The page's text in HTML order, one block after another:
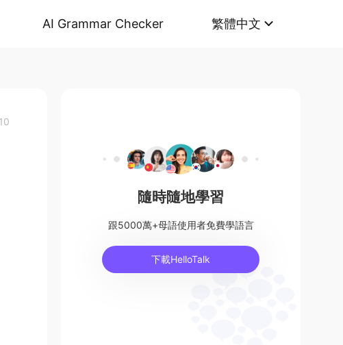
AI Grammar Checker 繁體中文
隨時隨地學習
跟5000萬+母語使用者免費學語言
下載HelloTalk